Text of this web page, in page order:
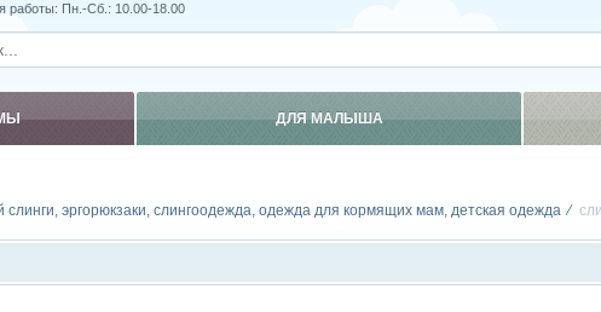
эргорюкзаки, слингоодежда, одежда для кормящих мам, детская одежда
работы: Пн.-Сб.: 10.00-18.00
ДЛЯ МАЛЫША